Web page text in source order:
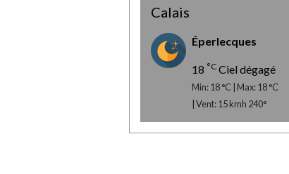
Calais
Éperlecques
18 °C Ciel dégagé
Min: 18 °C | Max: 18 °C
| Vent: 15 kmh 240°